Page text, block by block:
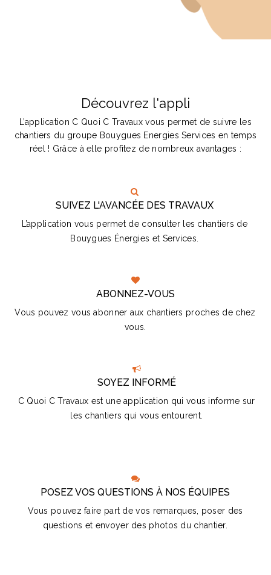
Découvrez l'appli
L’application C Quoi C Travaux vous permet de suivre les
chantiers du groupe Bouygues Energies Services en temps
réel ! Grâce à elle profitez de nombreux avantages :
SUIVEZ L'AVANCÉE DES TRAVAUX
L’application vous permet de consulter les chantiers de
Bouygues Énergies et Services.
ABONNEZ-VOUS
Vous pouvez vous abonner aux chantiers proches de chez
vous.
SOYEZ INFORMÉ
C Quoi C Travaux est une application qui vous informe sur
les chantiers qui vous entourent.
POSEZ VOS QUESTIONS À NOS ÉQUIPES
Vous pouvez faire part de vos remarques, poser des
questions et envoyer des photos du chantier.